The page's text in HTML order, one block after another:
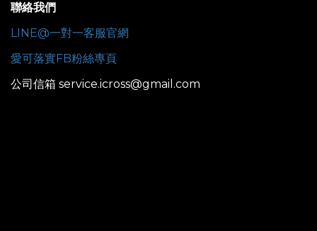
聯絡我們
LINE@一對一客服官網
愛可落實FB粉絲專頁
公司信箱 service.icross@gmail.com